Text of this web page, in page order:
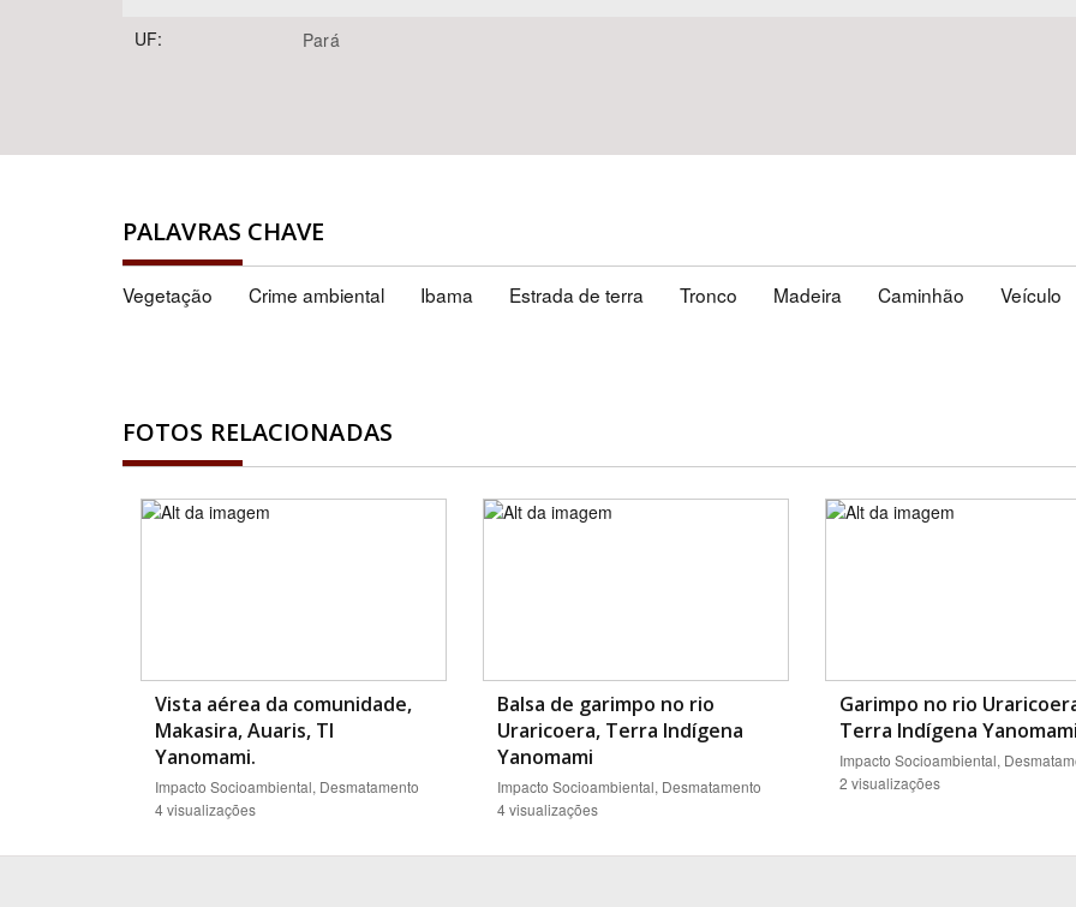
UF: Pará
PALAVRAS CHAVE
Vegetação Crime ambiental Ibama Estrada de terra Tronco Madeira Caminhão Veículo
FOTOS RELACIONADAS
Vista aérea da comunidade,
Makasira, Auaris, TI
Yanomami.
Impacto Socioambiental, Desmatamento
4 visualizações
Balsa de garimpo no rio
Uraricoera, Terra Indígena
Yanomami
Impacto Socioambiental, Desmatamento
4 visualizações
Garimpo no rio
Terra Indígena Yanomami
Impacto Socioambiental,
2 visualizações